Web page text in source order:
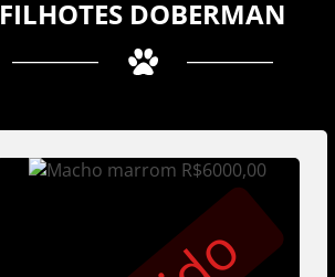
FILHOTES DOBERMAN